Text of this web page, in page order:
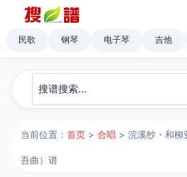
民歌 钢琴 电子琴 吉他
当前位置：首页 >合唱 > 浣溪纱・和柳
吾曲）谱